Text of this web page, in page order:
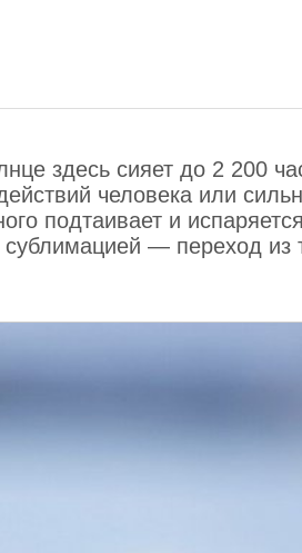
здесь сияет до 2 200
человека или
подтаивает и
— переход из